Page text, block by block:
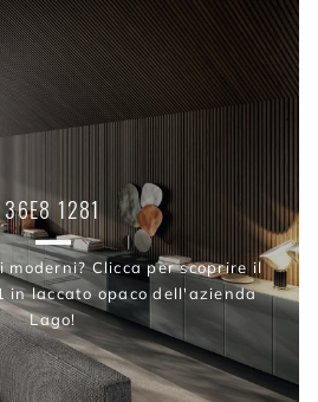
36E8 1281
Clicca per scoprire il
in laccato opaco dell'azienda
Lago!